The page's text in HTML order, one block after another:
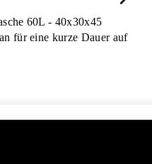
60L - 40x30x45
für eine kurze Dauer auf